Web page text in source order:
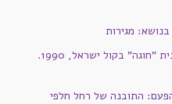
מגירות
החומר הוא צלילים – יבשם עזגד בתוכנית "חוגה" בקול ישראל, 1990.
התובנה של רחל חלפי